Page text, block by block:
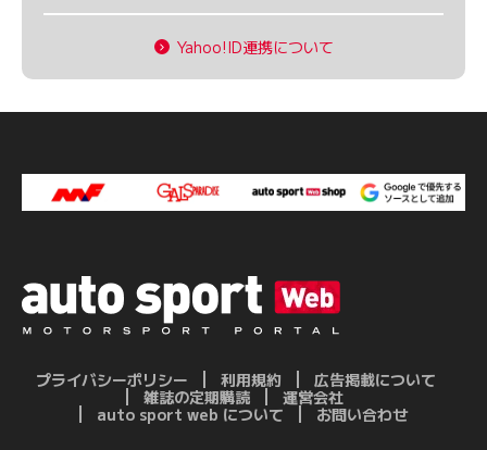
Yahoo!ID連携について
プライバシーポリシー 利用規約
広告掲載について
雑誌の定期購読
運営会社
auto sport web について
お問い合わせ